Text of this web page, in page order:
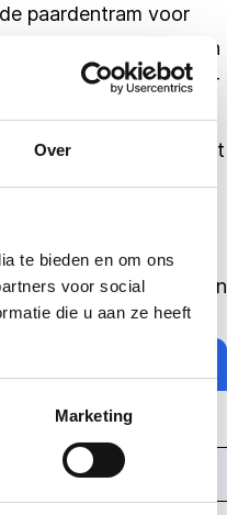
Over
te bieden en om ons
voor social
die u aan ze heeft
Marketing
paardentram voor
zodat iedereen een
is een leuke manier
op prachtige wijze
Het verleden is hier tot
met kroket.
nieuwe en oude
musea geldt een